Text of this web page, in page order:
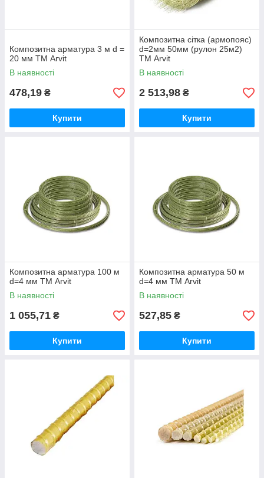
Композитна арматура 3 м d =
20 мм ТМ Arvit
В наявності
478,19 ₴
Купити
Композитна сітка (армопояс)
d=2мм 50мм (рулон 25м2)
ТМ Arvit
В наявності
2 513,98 ₴
Купити
Композитна арматура 100 м
d=4 мм ТМ Arvit
В наявності
1 055,71 ₴
Купити
Композитна арматура 50 м
d=4 мм ТМ Arvit
В наявності
527,85 ₴
Купити